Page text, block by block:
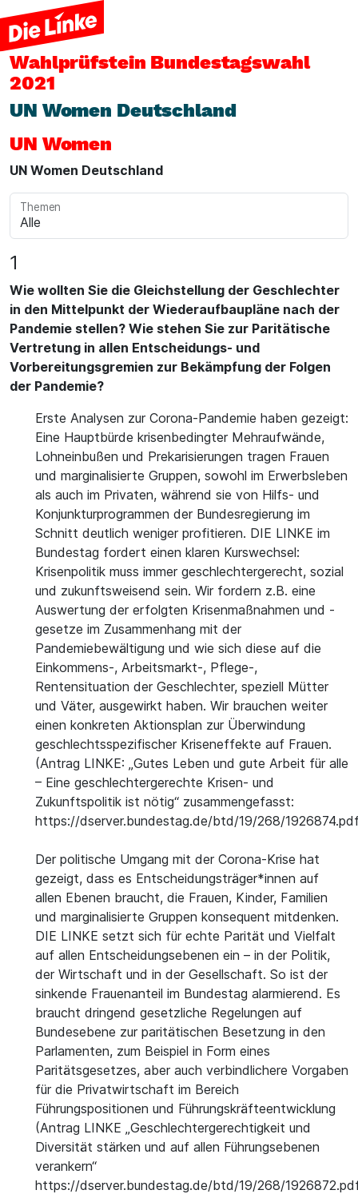
Wahlprüfstein Bundestagswahl
2021
UN Women Deutschland
UN Women
UN Women Deutschland
Themen
1
Wie wollten Sie die Gleichstellung der Geschlechter
in den Mittelpunkt der Wiederaufbaupläne nach der
Pandemie stellen? Wie stehen Sie zur Paritätische
Vertretung in allen Entscheidungs- und
Vorbereitungsgremien zur Bekämpfung der Folgen
der Pandemie?
Erste Analysen zur Corona-Pandemie haben gezeigt:
Eine Hauptbürde krisenbedingter Mehraufwände,
Lohneinbußen und Prekarisierungen tragen Frauen
und marginalisierte Gruppen, sowohl im Erwerbsleben
als auch im Privaten, während sie von Hilfs- und
Konjunkturprogrammen der Bundesregierung im
Schnitt deutlich weniger profitieren. DIE LINKE im
Bundestag fordert einen klaren Kurswechsel:
Krisenpolitik muss immer geschlechtergerecht, sozial
und zukunftsweisend sein. Wir fordern z.B. eine
Auswertung der erfolgten Krisenmaßnahmen und -
gesetze im Zusammenhang mit der
Pandemiebewältigung und wie sich diese auf die
Einkommens-, Arbeitsmarkt-, Pflege-,
Rentensituation der Geschlechter, speziell Mütter
und Väter, ausgewirkt haben. Wir brauchen weiter
einen konkreten Aktionsplan zur Überwindung
geschlechtsspezifischer Kriseneffekte auf Frauen.
(Antrag LINKE: „Gutes Leben und gute Arbeit für alle
– Eine geschlechtergerechte Krisen- und
Zukunftspolitik ist nötig“ zusammengefasst:
https://dserver.bundestag.de/btd/19/268/
Der politische Umgang mit der Corona-Krise hat
gezeigt, dass es Entscheidungsträger*innen auf
allen Ebenen braucht, die Frauen, Kinder, Familien
und marginalisierte Gruppen konsequent mitdenken.
DIE LINKE setzt sich für echte Parität und Vielfalt
auf allen Entscheidungsebenen ein – in der Politik,
der Wirtschaft und in der Gesellschaft. So ist der
sinkende Frauenanteil im Bundestag alarmierend. Es
braucht dringend gesetzliche Regelungen auf
Bundesebene zur paritätischen Besetzung in den
Parlamenten, zum Beispiel in Form eines
Paritätsgesetzes, aber auch verbindlichere Vorgaben
für die Privatwirtschaft im Bereich
Führungspositionen und Führungskräfteentwicklung
(Antrag LINKE „Geschlechtergerechtigkeit und
Diversität stärken und auf allen Führungsebenen
verankern“
https://dserver.bundestag.de/btd/19/268/